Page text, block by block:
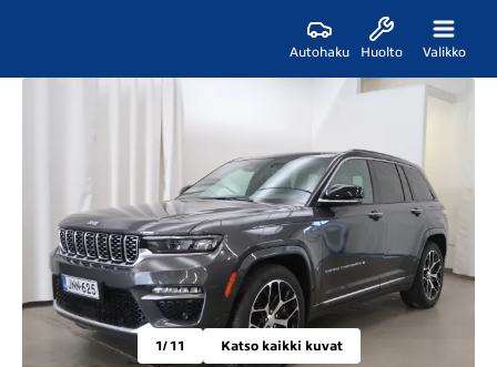
Autohaku Huolto Valikko
1/ 11 Katso kaikki kuvat